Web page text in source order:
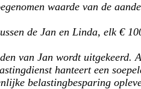
waarde van de
de Jan en Linda, elk €
van Jan wordt uitgekeerd.
hanteert een
belastingbesparing